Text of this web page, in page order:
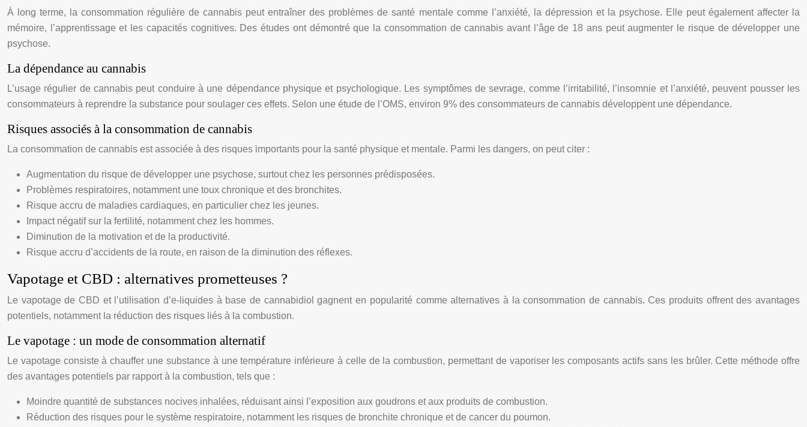
À long terme, la consommation régulière de cannabis peut entraîner des problèmes de santé mentale comme l’anxiété, la dépression et la psychose. Elle peut également affecter la
mémoire, l’apprentissage et les capacités cognitives. Des études ont démontré que la consommation de cannabis avant l’âge de 18 ans peut augmenter le risque de développer une
psychose.
La dépendance au cannabis
L’usage régulier de cannabis peut conduire à une dépendance physique et psychologique. Les symptômes de sevrage, comme l’irritabilité, l’insomnie et l’anxiété, peuvent pousser les
consommateurs à reprendre la substance pour soulager ces effets. Selon une étude de l’OMS, environ 9% des consommateurs de cannabis développent une dépendance.
Risques associés à la consommation de cannabis
La consommation de cannabis est associée à des risques importants pour la santé physique et mentale. Parmi les dangers, on peut citer :
Augmentation du risque de développer une psychose, surtout chez les personnes prédisposées.
Problèmes respiratoires, notamment une toux chronique et des bronchites.
Risque accru de maladies cardiaques, en particulier chez les jeunes.
Impact négatif sur la fertilité, notamment chez les hommes.
Diminution de la motivation et de la productivité.
Risque accru d’accidents de la route, en raison de la diminution des réflexes.
Vapotage et CBD : alternatives prometteuses ?
Le vapotage de CBD et l’utilisation d’e-liquides à base de cannabidiol gagnent en popularité comme alternatives à la consommation de cannabis. Ces produits offrent des avantages
potentiels, notamment la réduction des risques liés à la combustion.
Le vapotage : un mode de consommation alternatif
Le vapotage consiste à chauffer une substance à une température inférieure à celle de la combustion, permettant de vaporiser les composants actifs sans les brûler. Cette méthode offre
des avantages potentiels par rapport à la combustion, tels que :
Moindre quantité de substances nocives inhalées, réduisant ainsi l’exposition aux goudrons et aux produits de combustion.
Réduction des risques pour le système respiratoire, notamment les risques de bronchite chronique et de cancer du poumon.